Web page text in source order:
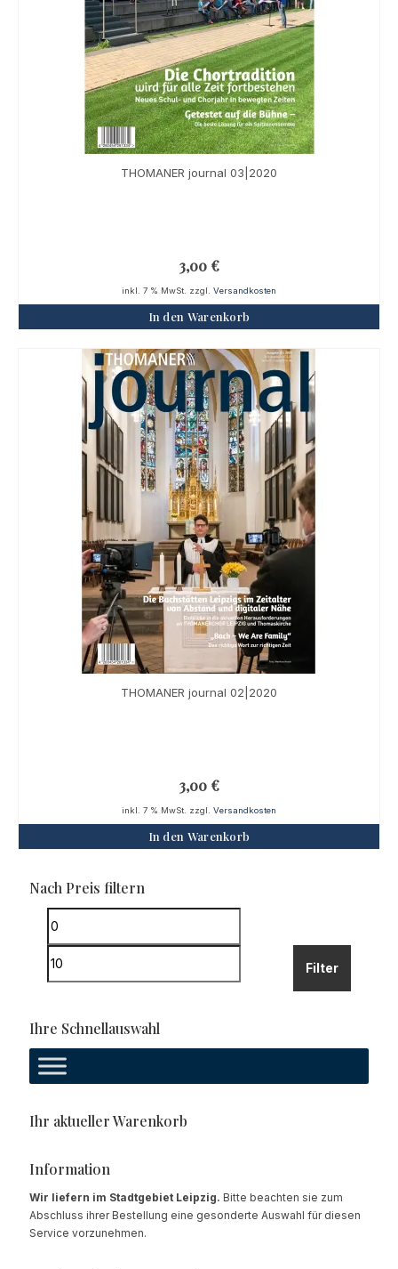
THOMANER journal 03|2020
3,00 €
inkl. 7 % MwSt. zzgl. Versandkosten
In den Warenkorb
THOMANER journal 02|2020
3,00 €
inkl. 7 % MwSt. zzgl. Versandkosten
In den Warenkorb
Nach Preis filtern
Min.
Max.
Filter
Ihre Schnellauswahl
Ihr aktueller Warenkorb
Information
Wir liefern im Stadtgebiet Leipzig. Bitte beachten sie zum
Abschluss ihrer Bestellung eine gesonderte Auswahl für diesen
Service vorzunehmen.